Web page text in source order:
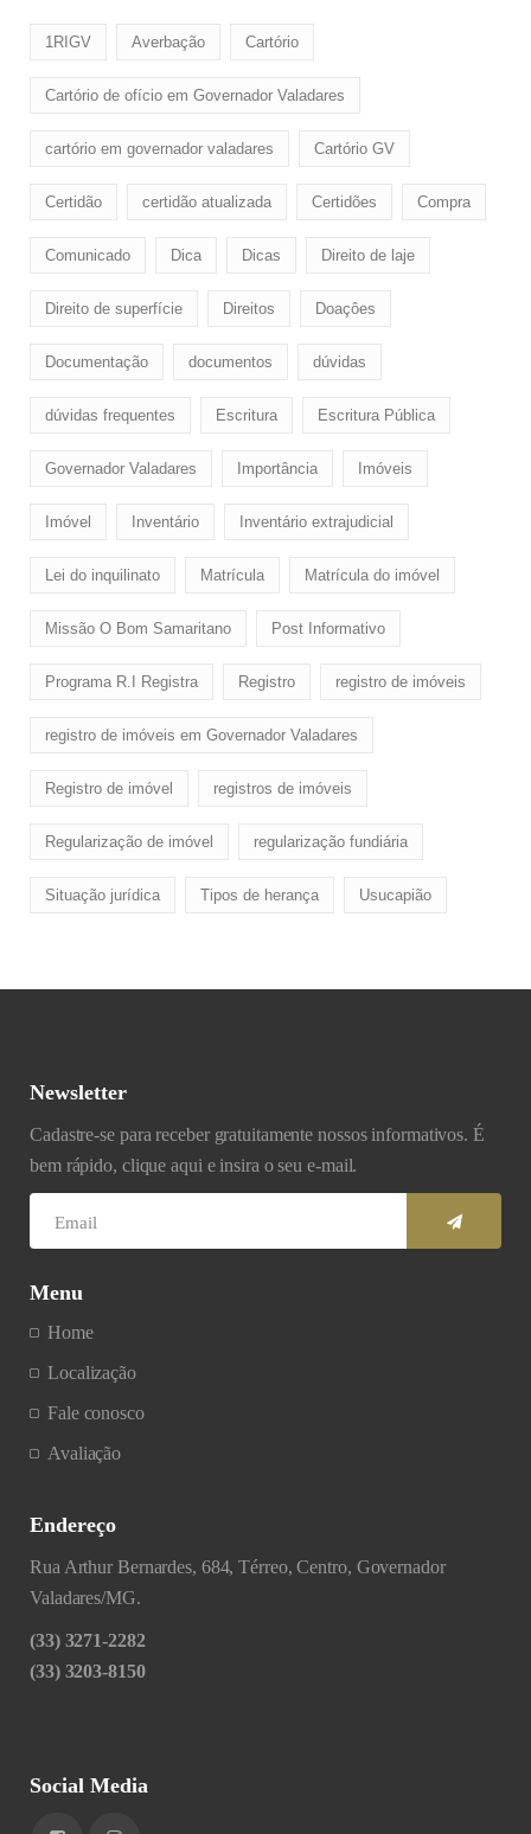
1RIGV Averbação Cartório
Cartório de ofício em Governador Valadares
cartório em governador valadares Cartório GV
Certidão certidão atualizada Certidões Compra
Comunicado Dica Dicas Direito de laje
Direito de superfície Direitos Doaçôes
Documentação documentos dúvidas
dúvidas frequentes Escritura Escritura Pública
Governador Valadares Importância Imóveis
Imóvel Inventário Inventário extrajudicial
Lei do inquilinato Matrícula Matrícula do imóvel
Missão O Bom Samaritano Post Informativo
Programa R.I Registra Registro registro de imóveis
registro de imóveis em Governador Valadares
Registro de imóvel registros de imóveis
Regularização de imóvel regularização fundiária
Situação jurídica Tipos de herança Usucapião
Newsletter
Cadastre-se para receber gratuitamente nossos informativos. É
bem rápido, clique aqui e insira o seu e-mail.
Menu
Home
Localização
Fale conosco
Avaliação
Endereço
Rua Arthur Bernardes, 684, Térreo, Centro, Governador
Valadares/MG.
(33) 3271-2282
(33) 3203-8150
Social Media